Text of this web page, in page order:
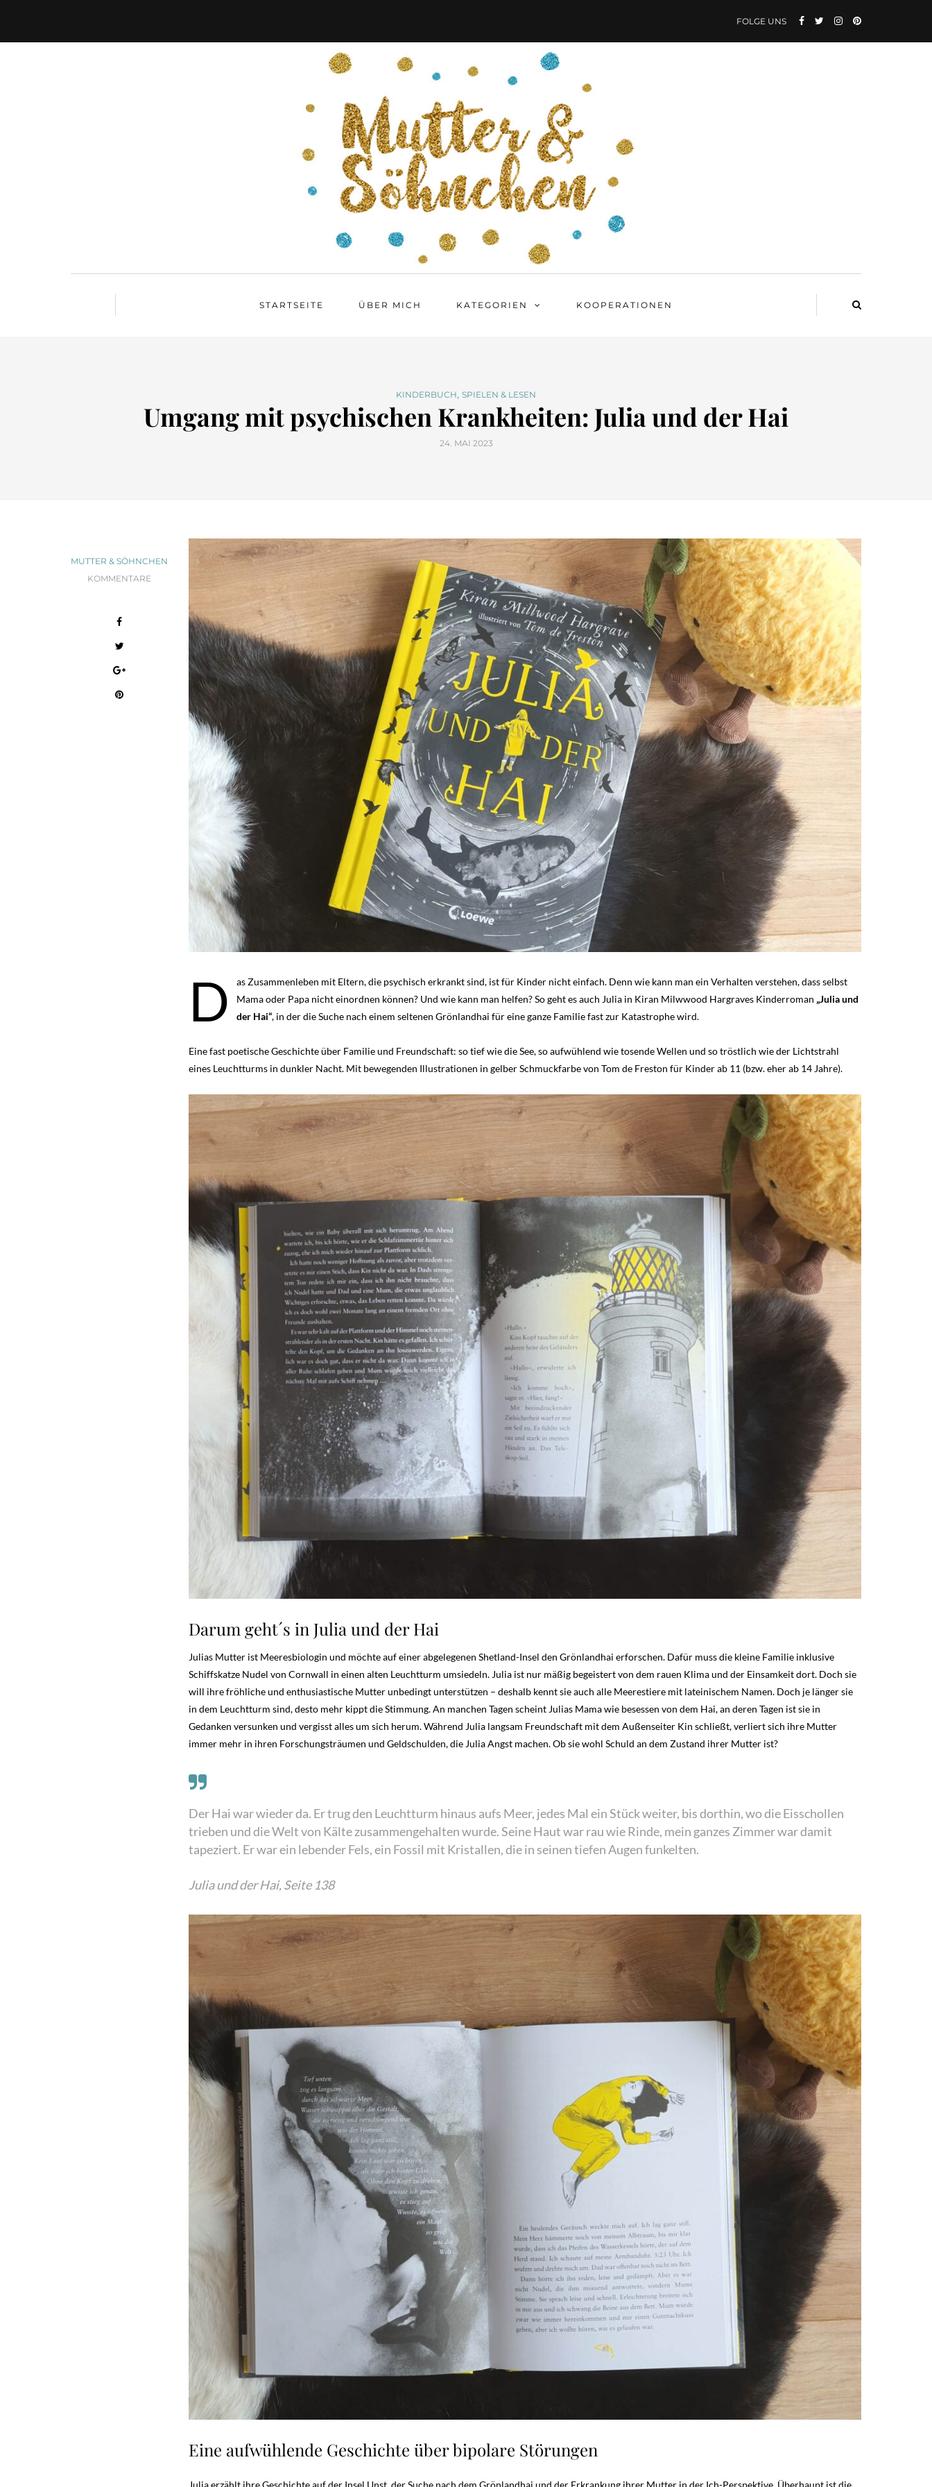
FOLGE UNS
STARTSEITE ÜBER MICH KATEGORIEN KOOPERATIONEN
KINDERBUCH, SPIELEN & LESEN
Umgang mit psychischen Krankheiten: Julia und der Hai
24. MAI 2023
MUTTER & SÖHNCHEN
KOMMENTARE
D
as Zusammenleben mit Eltern, die psychisch erkrankt sind, ist für Kinder nicht einfach. Denn wie kann man ein Verhalten verstehen, dass selbst
Mama oder Papa nicht einordnen können? Und wie kann man helfen? So geht es auch Julia in Kiran Milwwood Hargraves Kinderroman „Julia und
der Hai“, in der die Suche nach einem seltenen Grönlandhai für eine ganze Familie fast zur Katastrophe wird.
Eine fast poetische Geschichte über Familie und Freundschaft: so tief wie die See, so aufwühlend wie tosende Wellen und so tröstlich wie der Lichtstrahl
eines Leuchtturms in dunkler Nacht. Mit bewegenden Illustrationen in gelber Schmuckfarbe von Tom de Freston für Kinder ab 11 (bzw. eher ab 14 Jahre).
Darum geht´s in Julia und der Hai
Julias Mutter ist Meeresbiologin und möchte auf einer abgelegenen Shetland-Insel den Grönlandhai erforschen. Dafür muss die kleine Familie inklusive
Schiffskatze Nudel von Cornwall in einen alten Leuchtturm umsiedeln. Julia ist nur mäßig begeistert von dem rauen Klima und der Einsamkeit dort. Doch sie
will ihre fröhliche und enthusiastische Mutter unbedingt unterstützen – deshalb kennt sie auch alle Meerestiere mit lateinischem Namen. Doch je länger sie
in dem Leuchtturm sind, desto mehr kippt die Stimmung. An manchen Tagen scheint Julias Mama wie besessen von dem Hai, an deren Tagen ist sie in
Gedanken versunken und vergisst alles um sich herum. Während Julia langsam Freundschaft mit dem Außenseiter Kin schließt, verliert sich ihre Mutter
immer mehr in ihren Forschungsträumen und Geldschulden, die Julia Angst machen. Ob sie wohl Schuld an dem Zustand ihrer Mutter ist?
Der Hai war wieder da. Er trug den Leuchtturm hinaus aufs Meer, jedes Mal ein Stück weiter, bis dorthin, wo die Eisschollen
trieben und die Welt von Kälte zusammengehalten wurde. Seine Haut war rau wie Rinde, mein ganzes Zimmer war damit
tapeziert. Er war ein lebender Fels, ein Fossil mit Kristallen, die in seinen tiefen Augen funkelten.
Julia und der Hai, Seite 138
Eine aufwühlende Geschichte über bipolare Störungen
Julia erzählt ihre Geschichte auf der Insel Unst, der Suche nach dem Grönlandhai und der Erkrankung ihrer Mutter in der Ich-Perspektive. Überhaupt ist die